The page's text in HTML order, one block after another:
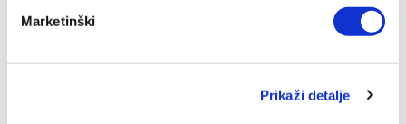
Marketinški
Prikaži detalje
Real Madrid danas je zvanično potvrdio ono o čemu se već